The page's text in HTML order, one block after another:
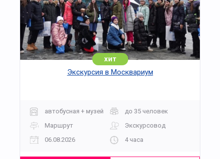
хит
Экскурсия в Москвариум
автобусная + музей
до 35 человек
Маршрут
Экскурсовод
06.08.2026
4 часа